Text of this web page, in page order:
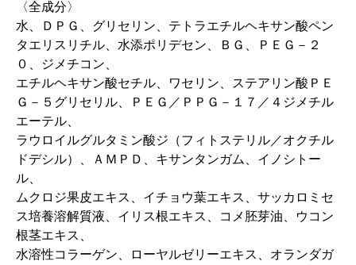
〈全成分〉
水、ＤＰＧ、グリセリン、テトラエチルヘキサン酸ペン
タエリスリチル、水添ポリデセン、ＢＧ、ＰＥＧ－２
０、ジメチコン、
エチルヘキサン酸セチル、ワセリン、ステアリン酸ＰＥ
Ｇ－５グリセリル、ＰＥＧ／ＰＰＧ－１７／４ジメチル
エーテル、
ラウロイルグルタミン酸ジ（フィトステリル／オクチル
ドデシル）、ＡＭＰＤ、キサンタンガム、イノシトー
ル、
ムクロジ果皮エキス、イチョウ葉エキス、サッカロミセ
ス培養溶解質液、イリス根エキス、コメ胚芽油、ウコン
根茎エキス、
水溶性コラーゲン、ローヤルゼリーエキス、オランダガ